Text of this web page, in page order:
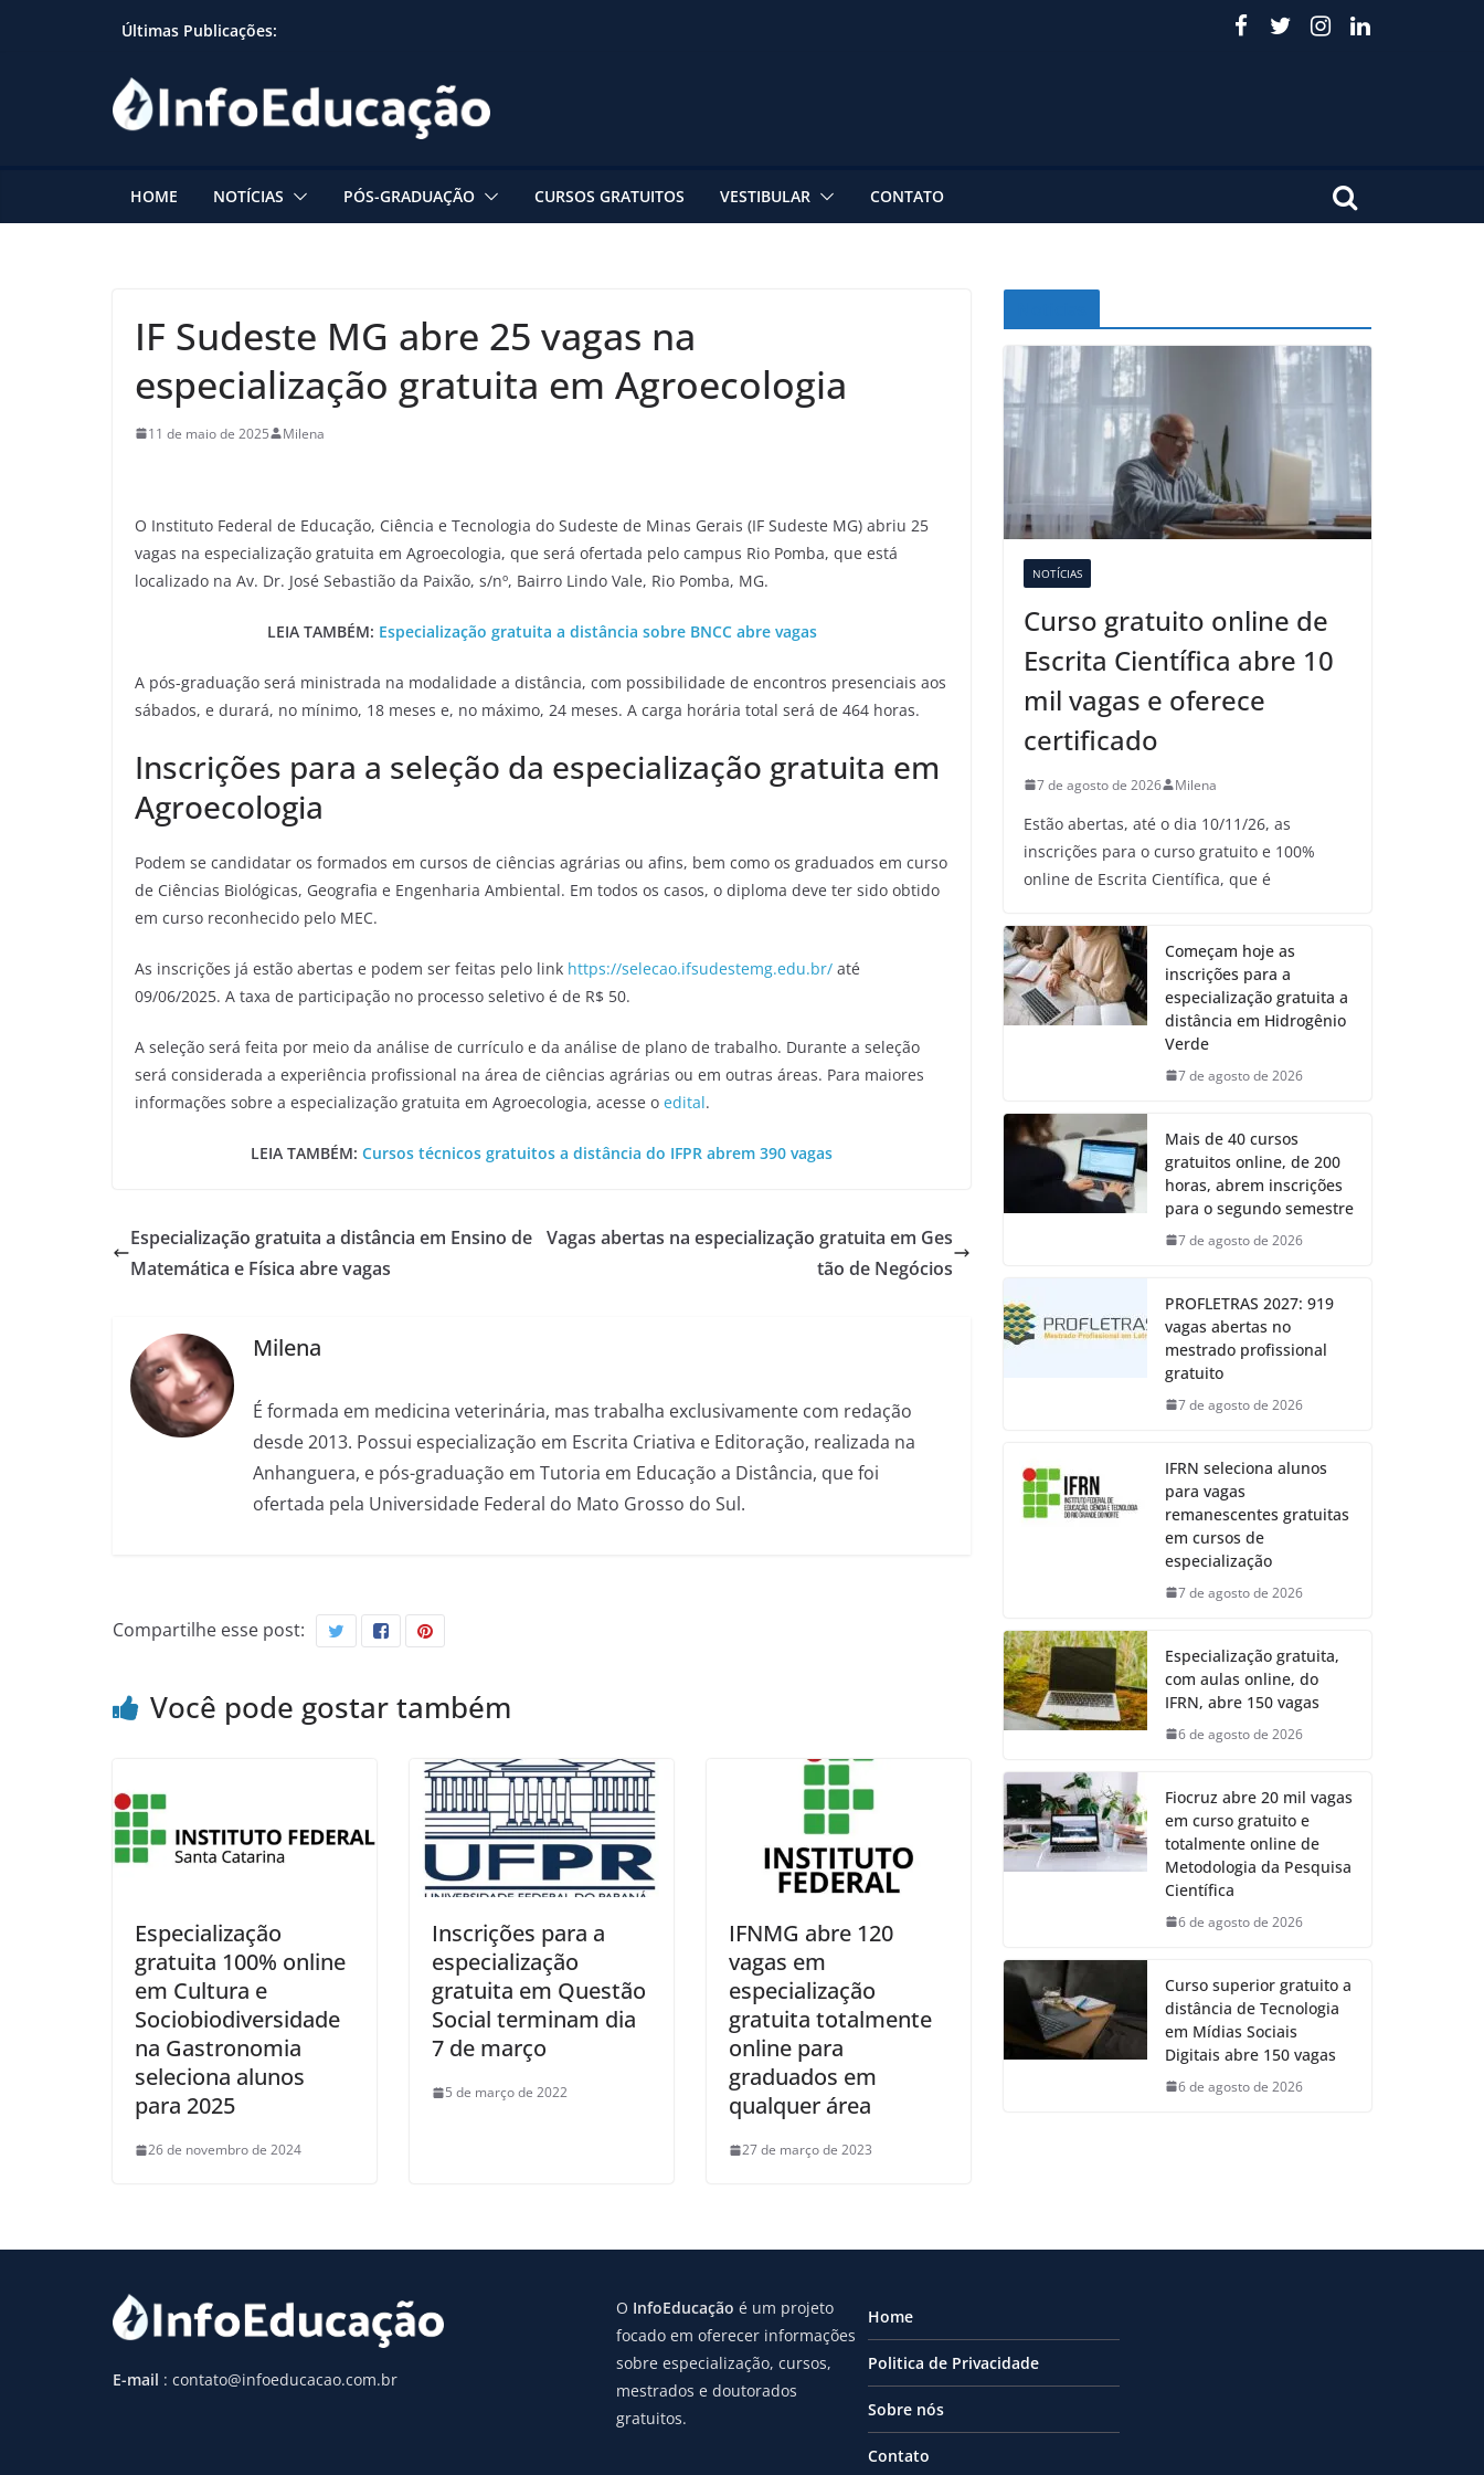
Últimas Publicações:
HOME NOTÍCIAS PÓS-GRADUAÇÃO CURSOS GRATUITOS VESTIBULAR CONTATO
IF Sudeste MG abre 25 vagas na
especialização gratuita em Agroecologia
11 de maio de 2025 Milena
O Instituto Federal de Educação, Ciência e Tecnologia do Sudeste de Minas Gerais (IF Sudeste MG) abriu 25
vagas na especialização gratuita em Agroecologia, que será ofertada pelo campus Rio Pomba, que está
localizado na Av. Dr. José Sebastião da Paixão, s/nº, Bairro Lindo Vale, Rio Pomba, MG.
LEIA TAMBÉM: Especialização gratuita a distância sobre BNCC abre vagas
A pós-graduação será ministrada na modalidade a distância, com possibilidade de encontros presenciais aos
sábados, e durará, no mínimo, 18 meses e, no máximo, 24 meses. A carga horária total será de 464 horas.
Inscrições para a seleção da especialização gratuita em
Agroecologia
Podem se candidatar os formados em cursos de ciências agrárias ou afins, bem como os graduados em curso
de Ciências Biológicas, Geografia e Engenharia Ambiental. Em todos os casos, o diploma deve ter sido obtido
em curso reconhecido pelo MEC.
As inscrições já estão abertas e podem ser feitas pelo link https://selecao.ifsudestemg.edu.br/ até
09/06/2025. A taxa de participação no processo seletivo é de R$ 50.
A seleção será feita por meio da análise de currículo e da análise de plano de trabalho. Durante a seleção
será considerada a experiência profissional na área de ciências agrárias ou em outras áreas. Para maiores
informações sobre a especialização gratuita em Agroecologia, acesse o edital.
LEIA TAMBÉM: Cursos técnicos gratuitos a distância do IFPR abrem 390 vagas
Especialização gratuita a distância em Ensino de
Matemática e Física abre vagas
Vagas abertas na especialização gratuita em Ges
tão de Negócios
Milena
É formada em medicina veterinária, mas trabalha exclusivamente com redação
desde 2013. Possui especialização em Escrita Criativa e Editoração, realizada na
Anhanguera, e pós-graduação em Tutoria em Educação a Distância, que foi
ofertada pela Universidade Federal do Mato Grosso do Sul.
Compartilhe esse post:
Você pode gostar também
Especialização
gratuita 100% online
em Cultura e
Sociobiodiversidade
na Gastronomia
seleciona alunos
para 2025
26 de novembro de 2024
Inscrições para a
especialização
gratuita em Questão
Social terminam dia
7 de março
5 de março de 2022
IFNMG abre 120
vagas em
especialização
gratuita totalmente
online para
graduados em
qualquer área
27 de março de 2023
NOTÍCIAS
Curso gratuito online de
Escrita Científica abre 10
mil vagas e oferece
certificado
7 de agosto de 2026 Milena
Estão abertas, até o dia 10/11/26, as
inscrições para o curso gratuito e 100%
online de Escrita Científica, que é
Começam hoje as
inscrições para a
especialização gratuita a
distância em Hidrogênio
Verde
7 de agosto de 2026
Mais de 40 cursos
gratuitos online, de 200
horas, abrem inscrições
para o segundo semestre
7 de agosto de 2026
PROFLETRAS 2027: 919
vagas abertas no
mestrado profissional
gratuito
7 de agosto de 2026
IFRN seleciona alunos
para vagas
remanescentes gratuitas
em cursos de
especialização
7 de agosto de 2026
Especialização gratuita,
com aulas online, do
IFRN, abre 150 vagas
6 de agosto de 2026
Fiocruz abre 20 mil vagas
em curso gratuito e
totalmente online de
Metodologia da Pesquisa
Científica
6 de agosto de 2026
Curso superior gratuito a
distância de Tecnologia
em Mídias Sociais
Digitais abre 150 vagas
6 de agosto de 2026
E-mail : contato@infoeducacao.com.br
O InfoEducação é um projeto
focado em oferecer informações
sobre especialização, cursos,
mestrados e doutorados
gratuitos.
Home
Politica de Privacidade
Sobre nós
Contato